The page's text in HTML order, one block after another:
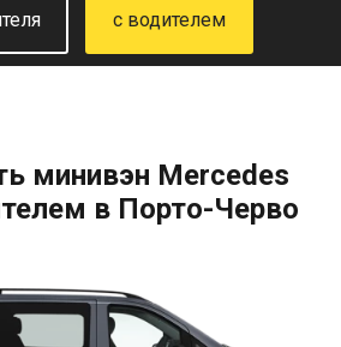
с водителем
минивэн Mercedes
в Порто-Черво